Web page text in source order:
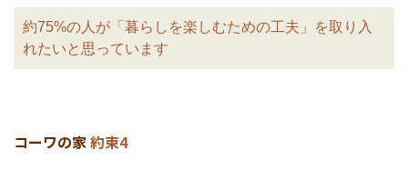
約75%の人が「暮らしを楽しむための工夫」を取り入
れたいと思っています
コーワの家約束4